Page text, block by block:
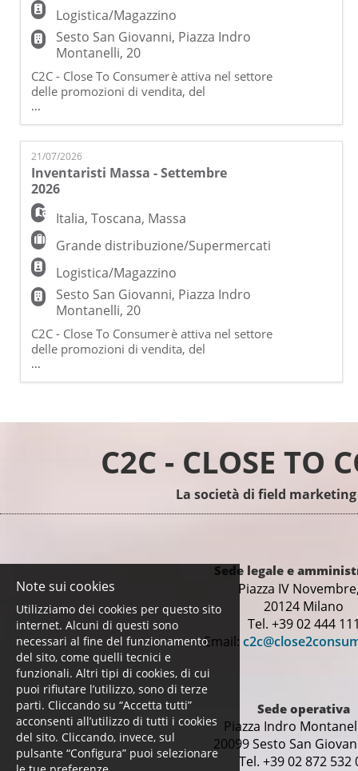
Logistica/Magazzino
Sesto San Giovanni, Piazza Indro
Montanelli, 20
C2C - Close To Consumer è attiva nel settore
delle promozioni di vendita, del
merchandising e dell'organizzazione di
eventi ed è una società di Gi Group, prima
Agenzia per il Lavoro Italiana con oltre 200
filiali sul territorio nazionale e più di 1800
professionisti nel settore delle Risorse
Umane. Collaboriamo con importanti realtà
del mondo retai
...
21/07/2026
Inventaristi Massa - Settembre
2026
Italia,Toscana, Massa
Grande distribuzione/Supermercati
Logistica/Magazzino
Sesto San Giovanni, Piazza Indro
Montanelli, 20
C2C - Close To Consumer è attiva nel settore
delle promozioni di vendita, del
merchandising e dell'organizzazione di
eventi ed è una società di Gi Group, prima
professionisti nel settore delle Risorse
del mondo retai
...
C2C - CLOSE TO
La società di field
Sede legale e
Piazza IV
20124 Milano
Tel. +39 02 444
Email:
Sede operativa
Piazza Indro
20099 Sesto San
Tel. +39 02 872 532
Note sui cookies
Utilizziamo dei cookies per questo sito
internet. Alcuni di questi sono
necessari al fine del funzionamento
del sito, come quelli tecnici e
funzionali. Altri tipi di cookies, di cui
puoi rifiutare l’utilizzo, sono di terze
parti. Cliccando su “Accetta tutti”
acconsenti all’utilizzo di tutti i cookies
del sito. Cliccando, invece, sul
pulsante “Configura” puoi selezionare